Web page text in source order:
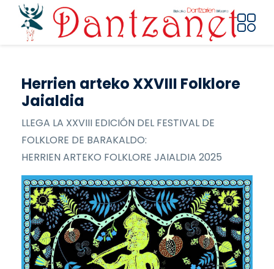
Pasar al contenido principal
Herrien arteko XXVIII Folklore
Jaialdia
LLEGA LA XXVIII EDICIÓN DEL FESTIVAL DE
FOLKLORE DE BARAKALDO:
HERRIEN ARTEKO FOLKLORE JAIALDIA 2025